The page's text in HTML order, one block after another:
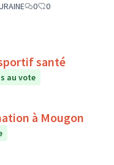
0
0
santé
au vote
à Mougon